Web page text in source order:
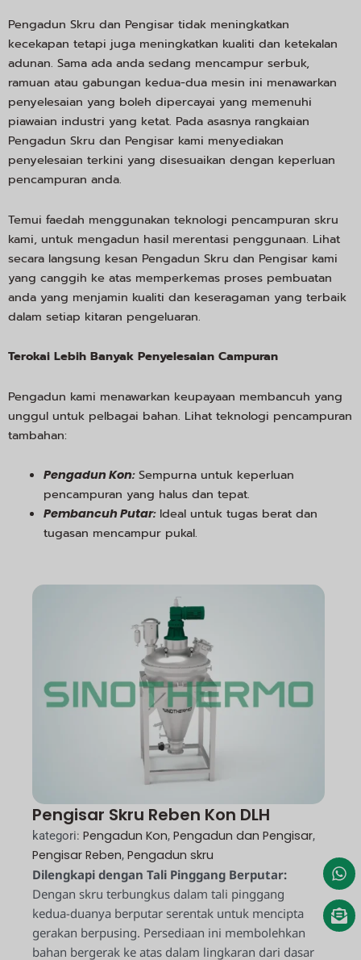
Pengadun Skru dan Pengisar tidak meningkatkan
kecekapan tetapi juga meningkatkan kualiti dan ketekalan
adunan. Sama ada anda sedang mencampur serbuk,
ramuan atau gabungan kedua-dua mesin ini menawarkan
penyelesaian yang boleh dipercayai yang memenuhi
piawaian industri yang ketat. Pada asasnya rangkaian
Pengadun Skru dan Pengisar kami menyediakan
penyelesaian terkini yang disesuaikan dengan keperluan
pencampuran anda.
Temui faedah menggunakan teknologi pencampuran skru
kami, untuk mengadun hasil merentasi penggunaan. Lihat
secara langsung kesan Pengadun Skru dan Pengisar kami
yang canggih ke atas memperkemas proses pembuatan
anda yang menjamin kualiti dan keseragaman yang terbaik
dalam setiap kitaran pengeluaran.
Terokai Lebih Banyak Penyelesaian Campuran
Pengadun kami menawarkan keupayaan membancuh yang
unggul untuk pelbagai bahan. Lihat teknologi pencampuran
tambahan:
Pengadun Kon:Sempurna untuk keperluan
pencampuran yang halus dan tepat.
Pembancuh Putar:Ideal untuk tugas berat dan
tugasan mencampur pukal.
Pengisar Skru Reben Kon DLH
kategori: Pengadun Kon, Pengadun dan Pengisar,
Pengisar Reben, Pengadun skru
Dilengkapi dengan Tali Pinggang Berputar:
Dengan skru terbungkus dalam tali pinggang
kedua-duanya berputar serentak untuk mencipta
gerakan berpusing. Persediaan ini membolehkan
bahan bergerak ke atas dalam lingkaran dari dasar